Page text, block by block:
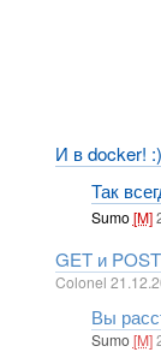
И в docker! :)
Так
Sumo[M]
GET и
Colonel
Вы
Sumo[M]